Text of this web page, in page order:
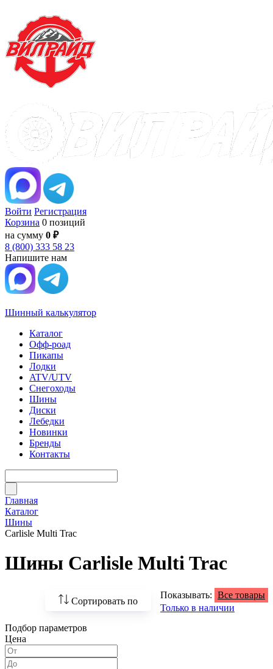
Войти Регистрация
Корзина 0 позиций
на сумму 0 ₽
8 (800) 333 58 23
Напишите нам
Шинный калькулятор
Каталог
Офф-роад
Пикапы
Лодки
ATV/UTV
Снегоходы
Шины
Диски
Лебедки
Новинки
Бренды
Контакты
Главная
Каталог
Шины
Carlisle Multi Trac
Шины Carlisle Multi Trac
Сортировать по
По возрастанию
Показывать: Все товары
Только в наличии
Подбор параметров
Цена